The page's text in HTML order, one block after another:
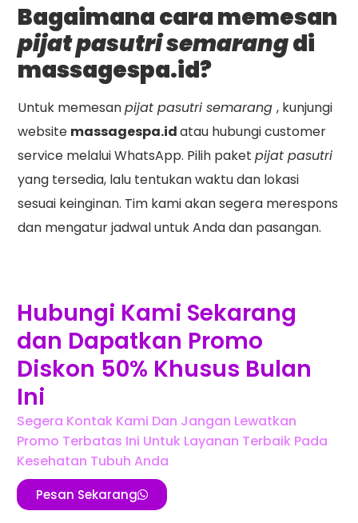
Bagaimana cara memesan
pijat pasutri semarangdi
massagespa.id?
Untuk memesanpijat pasutri semarang, kunjungi
website massagespa.idatau hubungi customer
service melalui WhatsApp. Pilih paketpijat pasutri
yang tersedia, lalu tentukan waktu dan lokasi
sesuai keinginan. Tim kami akan segera merespons
dan mengatur jadwal untuk Anda dan pasangan.
Hubungi Kami Sekarang
dan Dapatkan Promo
Diskon 50% Khusus Bulan
Ini
Segera Kontak Kami Dan Jangan Lewatkan
Promo Terbatas Ini Untuk Layanan Terbaik Pada
Kesehatan Tubuh Anda
Pesan Sekarang